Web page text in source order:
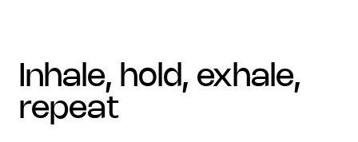
repeat